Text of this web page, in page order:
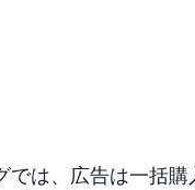
では、広告は一括